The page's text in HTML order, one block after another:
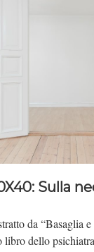
Sulla
da “Basaglia
libro dello